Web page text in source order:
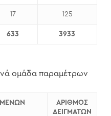
17 125
633 3933
ομάδα παραμέτρων
ΑΡΙΘΜΟΣ
ΔΕΙΓΜΑΤΩΝ